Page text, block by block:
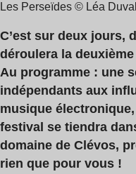
Les Perseïdes © Léa Duval
C’est sur deux jours,
déroulera la
Au programme : une
indépendants aux
musique
festival se tiendra
domaine de Clévos,
rien que pour vous !